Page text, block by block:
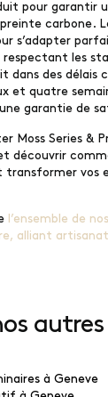
pour garantir
carbone.
s’adapter
les
dans des délais
et quatre
garantie de
Moss Series &
découvrir
transformer vos
l’ensemble de
alliant
à Geneve